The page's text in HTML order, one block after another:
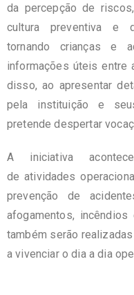
da percepção de
cultura preventiva e
tornando crianças e
informações úteis entre
disso, ao apresentar
pela instituição e
pretende despertar
A iniciativa
de atividades
prevenção de
afogamentos,
também serão
a vivenciar o dia a dia